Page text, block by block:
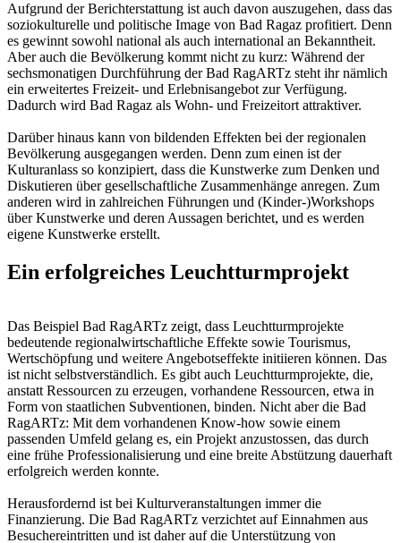
Aufgrund der Berichterstattung ist auch davon auszugehen, dass das
soziokulturelle und politische Image von Bad Ragaz profitiert. Denn
es gewinnt sowohl national als auch international an Bekanntheit.
Aber auch die Bevölkerung kommt nicht zu kurz: Während der
sechsmonatigen Durchführung der Bad RagARTz steht ihr nämlich
ein erweitertes Freizeit- und Erlebnisangebot zur Verfügung.
Dadurch wird Bad Ragaz als Wohn- und Freizeitort attraktiver.
Darüber hinaus kann von bildenden Effekten bei der regionalen
Bevölkerung ausgegangen werden. Denn zum einen ist der
Kulturanlass so konzipiert, dass die Kunstwerke zum Denken und
Diskutieren über gesellschaftliche Zusammenhänge anregen. Zum
anderen wird in zahlreichen Führungen und (Kinder-)Workshops
über Kunstwerke und deren Aussagen berichtet, und es werden
eigene Kunstwerke erstellt.
Ein erfolgreiches Leuchtturmprojekt
Das Beispiel Bad RagARTz zeigt, dass Leuchtturmprojekte
bedeutende regionalwirtschaftliche Effekte sowie Tourismus,
Wertschöpfung und weitere Angebotseffekte initiieren können. Das
ist nicht selbstverständlich. Es gibt auch Leuchtturmprojekte, die,
anstatt Ressourcen zu erzeugen, vorhandene Ressourcen, etwa in
Form von staatlichen Subventionen, binden. Nicht aber die Bad
RagARTz: Mit dem vorhandenen Know-how sowie einem
passenden Umfeld gelang es, ein Projekt anzustossen, das durch
eine frühe Professionalisierung und eine breite Abstützung dauerhaft
erfolgreich werden konnte.
Herausfordernd ist bei Kulturveranstaltungen immer die
Finanzierung. Die Bad RagARTz verzichtet auf Einnahmen aus
Besuchereintritten und ist daher auf die Unterstützung von